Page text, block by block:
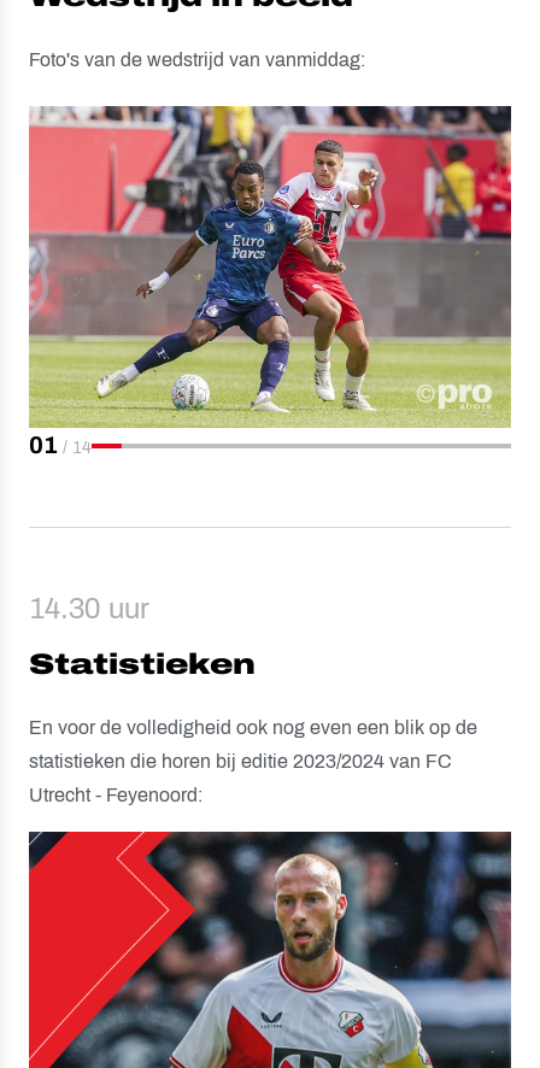
Foto's van de wedstrijd van vanmiddag:
01 / 14
Statistieken
14.30 uur
En voor de volledigheid ook nog even een blik op de
statistieken die horen bij editie 2023/2024 van FC
Utrecht - Feyenoord: